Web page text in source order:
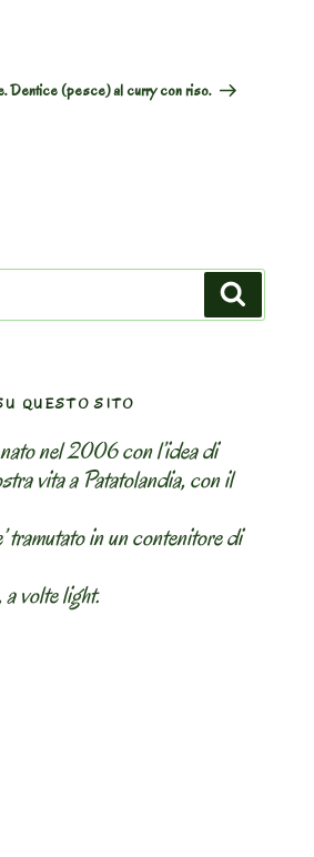
Dentice (pesce) al curry con riso.
QUESTO SITO
nel 2006 con l’idea di
vita a Patatolandia, con il
tramutato in un contenitore di
volte light.